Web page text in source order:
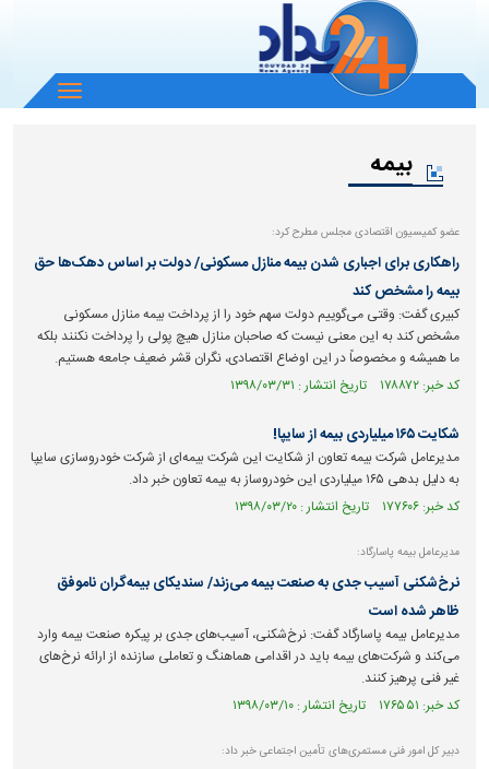
باز
و
بیمه
عضو کمیسیون اقتصادی مجلس مطرح کرد:
راهکاری برای اجباری شدن بیمه منازل مسکونی/ دولت بر اساس دهک‌ها حق
بیمه را مشخص کند
کبیری گفت: وقتی می‌گوییم دولت سهم خود را از پرداخت بیمه منازل مسکونی
مشخص کند به این معنی نیست که صاحبان منازل هیچ پولی را پرداخت نکنند بلکه
ما همیشه و مخصوصاً در این اوضاع اقتصادی، نگران قشر ضعیف جامعه هستیم.
کد خبر: ۱۷۸۸۷۲ تاریخ انتشار : ۱۳۹۸/۰۳/۳۱
شکایت ۱۶۵ میلیاردی بیمه از سایپا!
مدیرعامل شرکت بیمه تعاون از شکایت این شرکت بیمه‌ای از شرکت خودروسازی سایپا
به دلیل بدهی ۱۶۵ میلیاردی این خودروساز به بیمه تعاون خبر داد.
کد خبر: ۱۷۷۶۰۶ تاریخ انتشار : ۱۳۹۸/۰۳/۲۰
مدیرعامل بیمه پاسارگاد:
نرخ‌شکنی آسیب جدی به صنعت بیمه می‌زند/ سندیکای بیمه‌گران ناموفق
ظاهر شده است
مدیرعامل بیمه پاسارگاد گفت: نرخ‌شکنی، آسیب‌های جدی بر پیکره صنعت بیمه وارد
می‌کند و شرکت‌های بیمه باید در اقدامی هماهنگ و تعاملی سازنده از ارائه نرخ‌های
غیر فنی پرهیز کنند.
کد خبر: ۱۷۶۵۵۱ تاریخ انتشار : ۱۳۹۸/۰۳/۱۰
دبیر کل امور فنی مستمری‌های تأمین اجتماعی خبر داد: